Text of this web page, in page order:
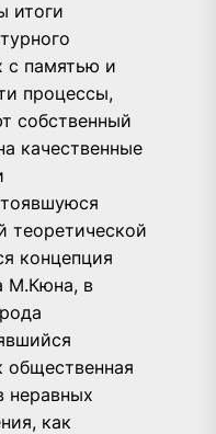
итоги
с памятью и
процессы,
собственный
качественные
теоретической
концепция
М.Кюна, в
общественная
неравных
как